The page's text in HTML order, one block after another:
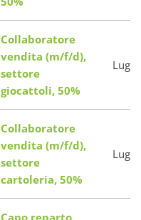
Collaboratore
vendita (m/f/d),
settore
giocattoli, 50%
Collaboratore
vendita (m/f/d),
settore
cartoleria, 50%
Capo reparto,